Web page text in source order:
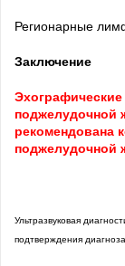
Регионарные
Заключение
поджелудочной
рекомендована
поджелудочной
Ультразвуковая
подтверждения